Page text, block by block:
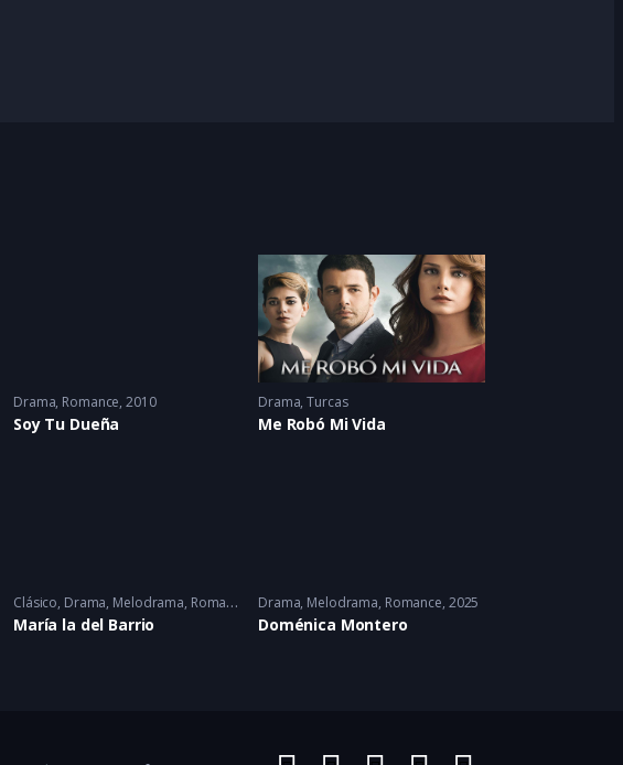
Drama, Romance 2010
Soy Tu Dueña
Drama,Turcas
Me Robó Mi Vida
Clásico, Drama, Melodrama, Romance
María la del Barrio
Drama, Melodrama, Romance 2025
Doménica Montero